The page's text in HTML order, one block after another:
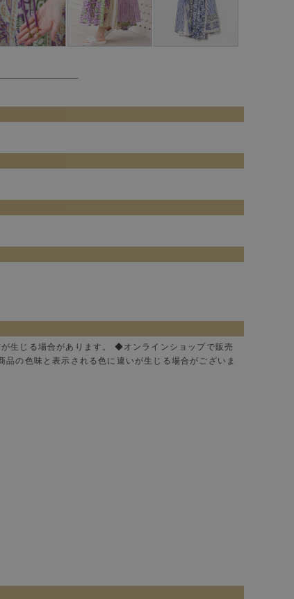
生じる場合があります。 ◆オンラインショップで販売
の色味と表示される色に違いが生じる場合がございま